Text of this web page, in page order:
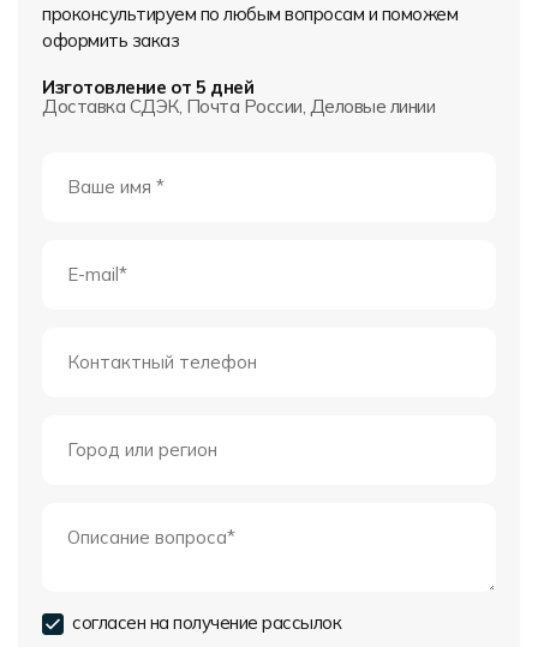
проконсультируем по любым вопросам и поможем
оформить заказ
Изготовление от 5 дней
Доставка СДЭК, Почта России, Деловые линии
согласен на получение рассылок